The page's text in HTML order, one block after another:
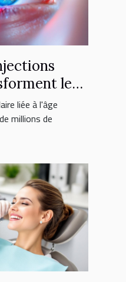
le
DMLA ?
liée à l'âge
millions de